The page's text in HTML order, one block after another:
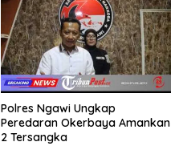
Polres Ngawi Ungkap
Peredaran Okerbaya Amankan
2 Tersangka